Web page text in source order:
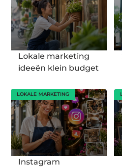
Lokale marketing
ideeën klein budget
LOKALE MARKETING
Instagram